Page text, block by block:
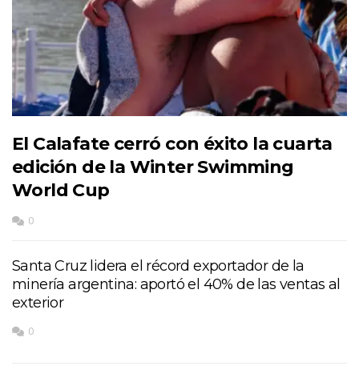
El Calafate cerró con éxito la cuarta
edición de la Winter Swimming
World Cup
0
Santa Cruz lidera el récord exportador de la
minería argentina: aportó el 40% de las ventas al
exterior
0